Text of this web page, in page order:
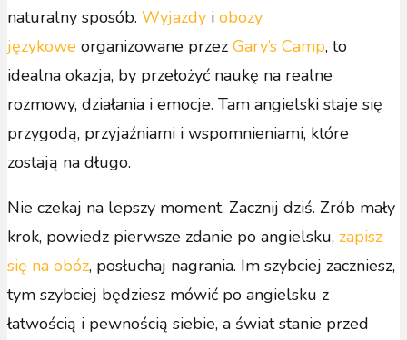
naturalny sposób. Wyjazdy i obozy
językowe organizowane przez Gary’s Camp, to
idealna okazja, by przełożyć naukę na realne
rozmowy, działania i emocje. Tam angielski staje się
przygodą, przyjaźniami i wspomnieniami, które
zostają na długo.
Nie czekaj na lepszy moment. Zacznij dziś. Zrób mały
krok, powiedz pierwsze zdanie po angielsku, zapisz
się na obóz, posłuchaj nagrania. Im szybciej zaczniesz,
tym szybciej będziesz mówić po angielsku z
łatwością i pewnością siebie, a świat stanie przed